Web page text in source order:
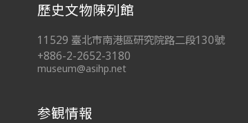
歷史文物陳列館
11529 臺北市南港區研究院路二段130號
+886-2-2652-3180
museum@asihp.net
参観情報